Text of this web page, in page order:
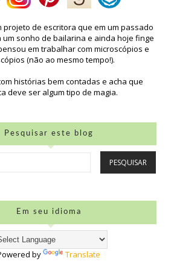
projeto de escritora que em um passado
sonho de bailarina e ainda hoje finge
em trabalhar com microscópios e
(não ao mesmo tempo!).
histórias bem contadas e acha que
deve ser algum tipo de magia.
Pesquisar este blog
Em seu idioma
by Translate